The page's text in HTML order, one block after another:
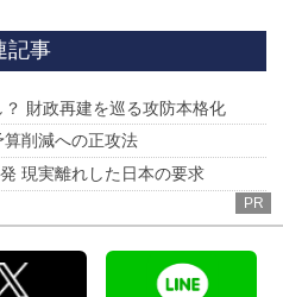
記事
財政再建を巡る攻防本格化
削減への正攻法
現実離れした日本の要求
PR